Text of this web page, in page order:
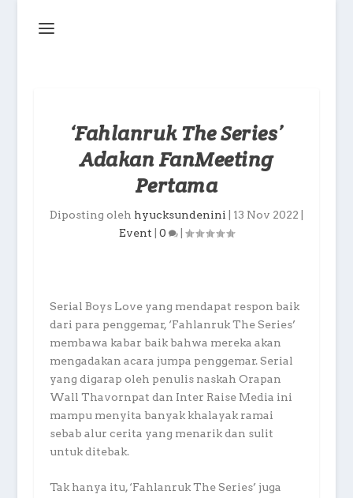
‘Fahlanruk The Series’
Adakan FanMeeting
Pertama
Diposting oleh hyucksundenini 13 Nov 2022
Event
0 |
Serial Boys Love yang mendapat respon baik
dari para penggemar, ‘Fahlanruk The Series’
membawa kabar baik bahwa mereka akan
mengadakan acara jumpa penggemar. Serial
yang digarap oleh penulis naskah Orapan
Wall Thavornpat dan Inter Raise Media ini
mampu menyita banyak khalayak ramai
sebab alur cerita yang menarik dan sulit
untuk ditebak.
Tak hanya itu, ‘Fahlanruk The Series’ juga